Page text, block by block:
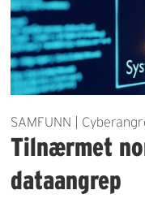
SAMFUNN |
Tilnærmet
dataangrep